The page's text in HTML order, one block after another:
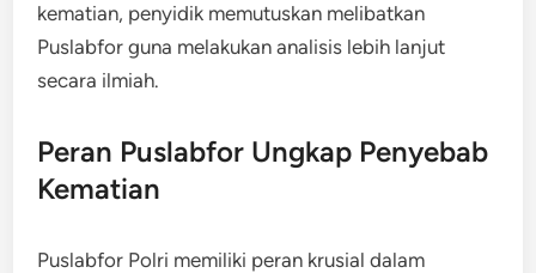
kematian, penyidik memutuskan melibatkan
Puslabfor guna melakukan analisis lebih lanjut
secara ilmiah.
Peran Puslabfor Ungkap Penyebab
Kematian
Puslabfor Polri memiliki peran krusial dalam